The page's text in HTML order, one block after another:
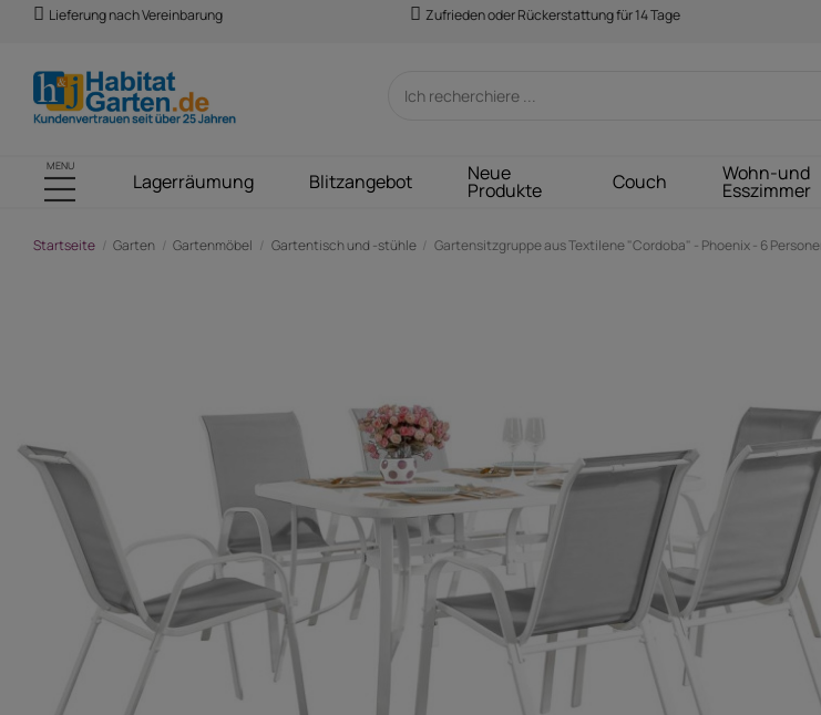
Lieferung nach Vereinbarung Zufrieden oder Rückerstattung für 14 Tage
MENU
Lagerräumung Blitzangebot Neue
Produkte Couch Wohn-und
Esszimmer
Startseite Garten Gartenmöbel Gartentisch und -stühle Gartensitzgruppe aus Textilene "Cordoba" - Phoenix - 6